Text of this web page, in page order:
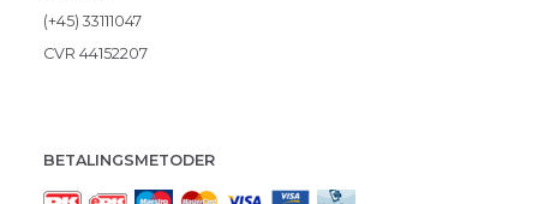
(+45) 33111047
CVR 44152207
BETALINGSMETODER